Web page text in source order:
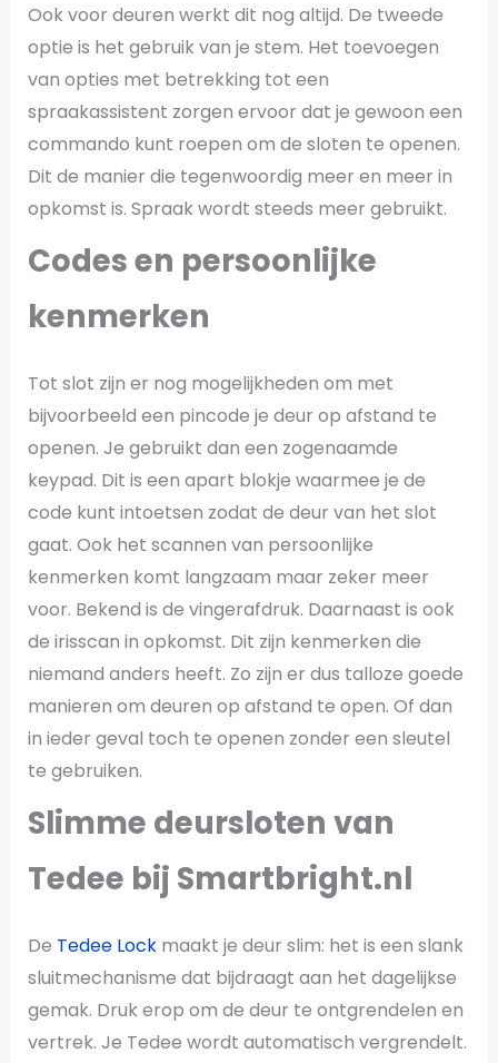
Ook voor deuren werkt dit nog altijd. De tweede
optie is het gebruik van je stem. Het toevoegen
van opties met betrekking tot een
spraakassistent zorgen ervoor dat je gewoon een
commando kunt roepen om de sloten te openen.
Dit de manier die tegenwoordig meer en meer in
opkomst is. Spraak wordt steeds meer gebruikt.
Codes en persoonlijke
kenmerken
Tot slot zijn er nog mogelijkheden om met
bijvoorbeeld een pincode je deur op afstand te
openen. Je gebruikt dan een zogenaamde
keypad. Dit is een apart blokje waarmee je de
code kunt intoetsen zodat de deur van het slot
gaat. Ook het scannen van persoonlijke
kenmerken komt langzaam maar zeker meer
voor. Bekend is de vingerafdruk. Daarnaast is ook
de irisscan in opkomst. Dit zijn kenmerken die
niemand anders heeft. Zo zijn er dus talloze goede
manieren om deuren op afstand te open. Of dan
in ieder geval toch te openen zonder een sleutel
te gebruiken.
Slimme deursloten van
Tedee bij Smartbright.nl
De Tedee Lockmaakt je deur slim: het is een slank
sluitmechanisme dat bijdraagt aan het dagelijkse
gemak. Druk erop om de deur te ontgrendelen en
vertrek. Je Tedee wordt automatisch vergrendelt.